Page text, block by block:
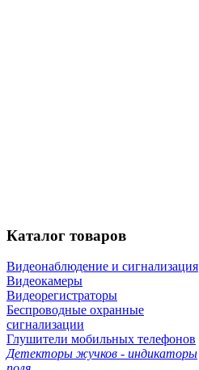
Каталог товаров
Видеонаблюдение и сигнализация
Видеокамеры
Видеорегистраторы
Беспроводные охранные
сигнализации
Глушители мобильных телефонов
Детекторы жучков - индикаторы